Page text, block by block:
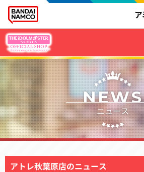
NEWS
ニュース
アトレ秋葉原店のニュース